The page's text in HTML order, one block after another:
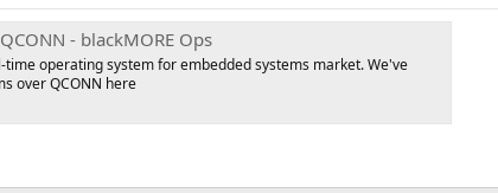
- blackMORE Ops
operating system for embedded systems market. We've
over QCONN here